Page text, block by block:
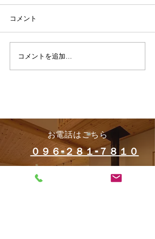
現場便り
コメント
コメントを追加…
お電話はこちら
０９６-２８１-７８１０